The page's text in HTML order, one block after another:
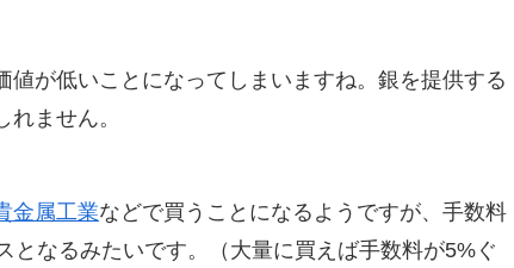
が低いことになってしまいますね。銀を提供する
ません。
金属工業などで買うことになるようですが、手数料
となるみたいです。（大量に買えば手数料が5%ぐ